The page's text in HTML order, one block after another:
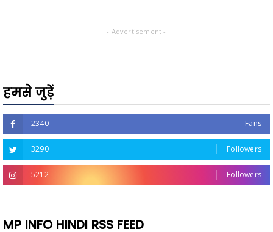
- Advertisement -
हमसे जुड़ें
2340 Fans
3290 Followers
5212 Followers
MP INFO HINDI RSS FEED